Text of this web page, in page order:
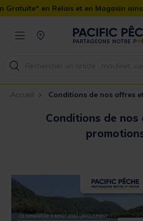
et en Magasin ainsi que la
Accueil Conditions de nos offres
Conditions de